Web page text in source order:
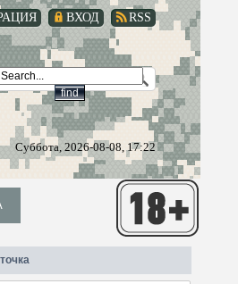
RSS
ВХОД
Суббота, 2026-08-08, 17:22